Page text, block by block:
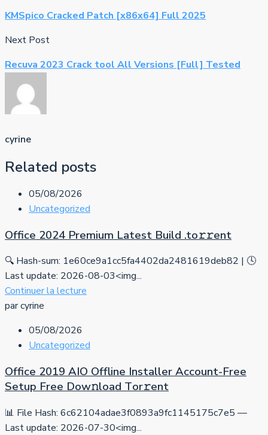
KMSpico Cracked Patch [x86x64] Full 2025
Next Post
Recuva 2023 Crack tool All Versions [Full] Tested
cyrine
Related posts
05/08/2026
Uncategorized
Office 2024 Premium Latest Build .tо𝚛𝚛еnt
🔍 Hash-sum: 1e60ce9a1cc5fa4402da2481619deb82 | 🕓
Last update: 2026-08-03<img...
Continuer la lecture
par cyrine
05/08/2026
Uncategorized
Office 2019 AIO Offline Installer Account-Free
Setup Frее Dow𝚗load Tоr𝚛ent
📊 File Hash: 6c62104adae3f0893a9fc1145175c7e5 —
Last update: 2026-07-30<img...